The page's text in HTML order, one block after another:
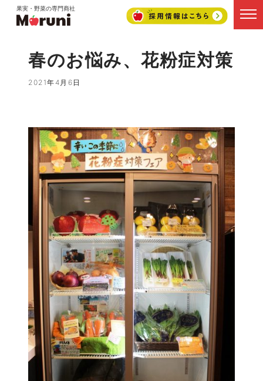
果実・野菜の専門商社
春のお悩み、花粉症対策
2021年4月6日